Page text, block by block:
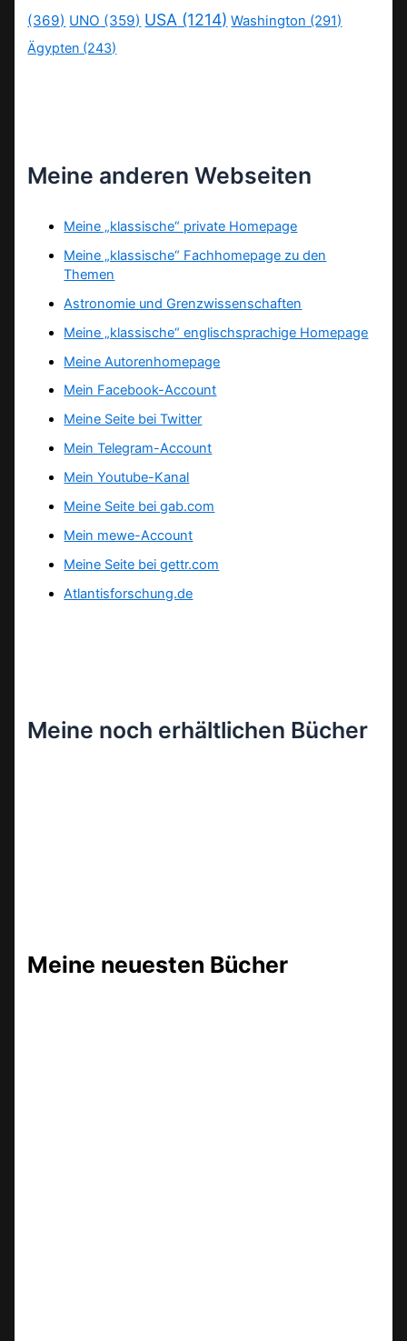
(369) UNO (359) USA (1214) Washington (291)
Ägypten (243)
Meine anderen Webseiten
Meine „klassische“ private Homepage
Meine „klassische“ Fachhomepage zu den
Themen
Astronomie und Grenzwissenschaften
Meine „klassische“ englischsprachige Homepage
Meine Autorenhomepage
Mein Facebook-Account
Meine Seite bei Twitter
Mein Telegram-Account
Mein Youtube-Kanal
Meine Seite bei gab.com
Mein mewe-Account
Meine Seite bei gettr.com
Atlantisforschung.de
Meine noch erhältlichen Bücher
Meine neuesten Bücher